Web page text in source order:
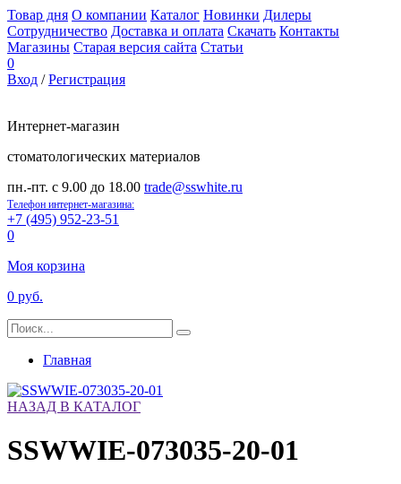
Товар дня О компании Каталог Новинки Дилеры
Сотрудничество Доставка и оплата Скачать Контакты
Магазины Старая версия сайта Статьи
0
Вход /Регистрация
Интернет-магазин
стоматологических материалов
пн.-пт. с 9.00 до 18.00 trade@sswhite.ru
Телефон интернет-магазина:
+7 (495) 952-23-51
0
Моя корзина
0 руб.
Главная
НАЗАД В КАТАЛОГ
SSWWIE-073035-20-01